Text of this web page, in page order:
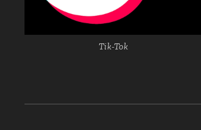
Tik-Tok